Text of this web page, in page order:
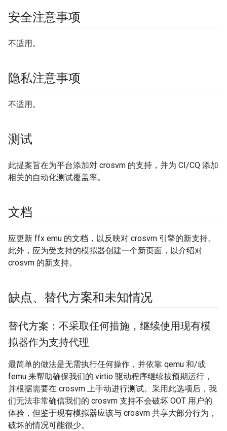
安全注意事项
不适用。
隐私注意事项
不适用。
测试
此提案旨在为平台添加对 crosvm 的支持，并为 CI/CQ 添加
相关的自动化测试覆盖率。
文档
应更新 ffx emu 的文档，以反映对 crosvm 引擎的新支持。
此外，应为受支持的模拟器创建一个新页面，以介绍对
crosvm 的新支持。
缺点、替代方案和未知情况
替代方案：不采取任何措施，继续使用现有模
拟器作为支持代理
最简单的做法是无需执行任何操作，并依靠 qemu 和/或
femu 来帮助确保我们的 virtio 驱动程序继续按预期运行，
并根据需要在 crosvm 上手动进行测试。采用此选项后，我
们无法非常确信我们的 crosvm 支持不会破坏 OOT 用户的
体验，但鉴于现有模拟器应该与 crosvm 共享大部分行为，
破坏的情况可能很少。